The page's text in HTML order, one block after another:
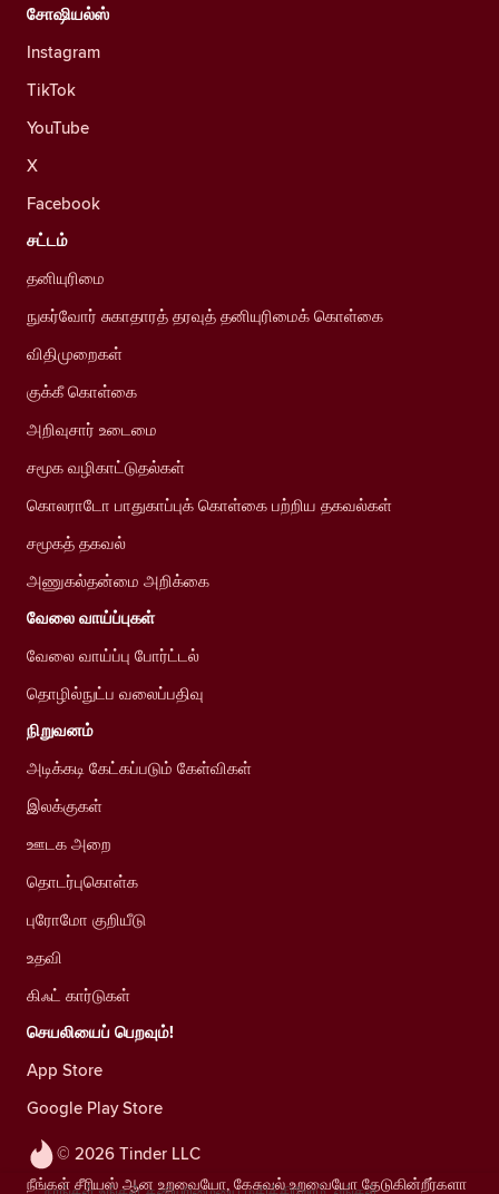
© 2026 Tinder LLC
நீங்கள் சீரியஸ் ஆன உறவையோ, கேசுவல் உறவையோ தேடுகின்றீர்களா
சோஷியல்ஸ்
Instagram
TikTok
YouTube
X
Facebook
சட்டம்
தனியுரிமை
நுகர்வோர் சுகாதாரத் தரவுத் தனியுரிமைக் கொள்கை
விதிமுறைகள்
குக்கீ கொள்கை
அறிவுசார் உடைமை
சமூக வழிகாட்டுதல்கள்
கொலராடோ பாதுகாப்புக் கொள்கை பற்றிய தகவல்கள்
சமூகத் தகவல்
அணுகல்தன்மை அறிக்கை
வேலை வாய்ப்புகள்
வேலை வாய்ப்பு போர்ட்டல்
தொழில்நுட்ப வலைப்பதிவு
நிறுவனம்
அடிக்கடி கேட்கப்படும் கேள்விகள்
இலக்குகள்
ஊடக அறை
தொடர்புகொள்க
புரோமோ குறியீடு
உதவி
கிஃட் கார்டுகள்
செயலியைப் பெறவும்!
App Store
Google Play Store